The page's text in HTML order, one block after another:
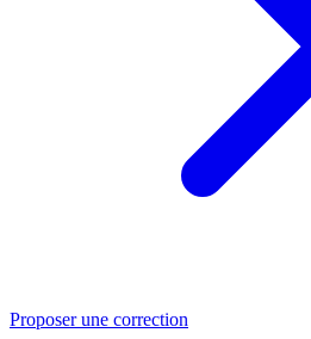
Proposer une correction